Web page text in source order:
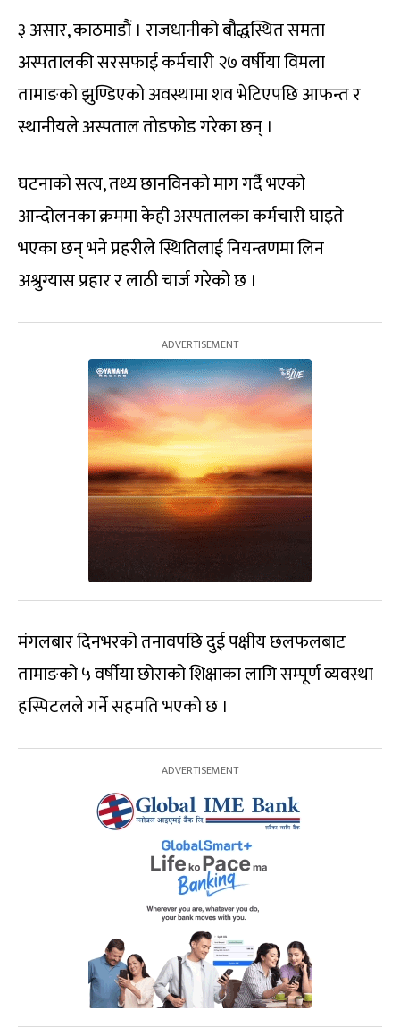
३ असार, काठमाडौं । राजधानीको बौद्धस्थित समता
अस्पतालकी सरसफाई कर्मचारी २७ वर्षीया विमला
तामाङको झुण्डिएको अवस्थामा शव भेटिएपछि आफन्त र
स्थानीयले अस्पताल तोडफोड गरेका छन् ।
घटनाको सत्य, तथ्य छानविनको माग गर्दै भएको
आन्दोलनका क्रममा केही अस्पतालका कर्मचारी घाइते
भएका छन् भने प्रहरीले स्थितिलाई नियन्त्रणमा लिन
अश्रुग्यास प्रहार र लाठी चार्ज गरेको छ ।
मंगलबार दिनभरको तनावपछि दुई पक्षीय छलफलबाट
तामाङको ५ वर्षीया छोराको शिक्षाका लागि सम्पूर्ण व्यवस्था
हस्पिटलले गर्ने सहमति भएको छ ।